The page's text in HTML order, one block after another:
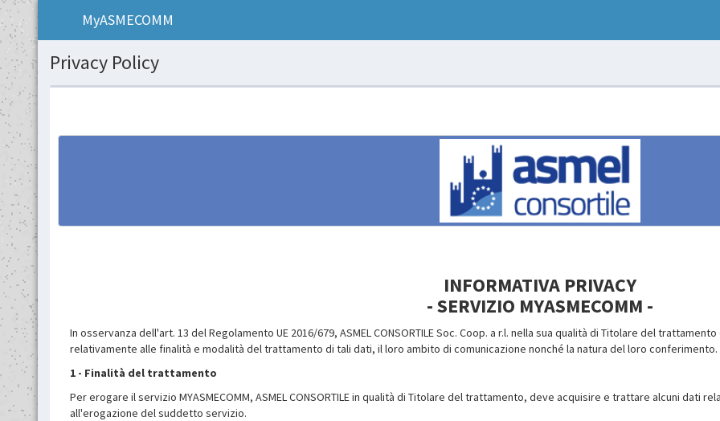
MyASMECOMM
Privacy Policy
INFORMATIVA PRIVACY
- SERVIZIO MYASMECOMM -
In osservanza dell'art. 13 del Regolamento UE 2016/679, ASMEL CONSORTILE Soc. Coop. a r.l. nella sua qualità di Titolare del
relativamente alle finalità e modalità del trattamento di tali dati, il loro ambito di comunicazione nonché la natura del loro conferimento.
1 - Finalità del trattamento
Per erogare il servizio MYASMECOMM, ASMEL CONSORTILE in qualità di Titolare del trattamento, deve acquisire e trattare alcuni
all'erogazione del suddetto servizio.